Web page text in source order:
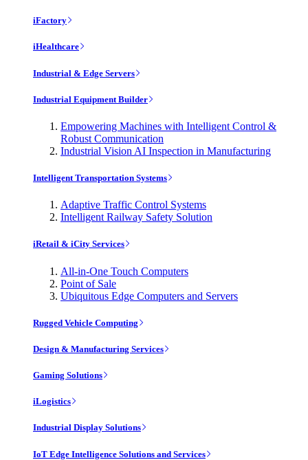
iFactory
iHealthcare
Industrial & Edge Servers
Industrial Equipment Builder
Empowering Machines with Intelligent Control &
Robust Communication
Industrial Vision AI Inspection in Manufacturing
Intelligent Transportation Systems
Adaptive Traffic Control Systems
Intelligent Railway Safety Solution
iRetail & iCity Services
All-in-One Touch Computers
Point of Sale
Ubiquitous Edge Computers and Servers
Rugged Vehicle Computing
Design & Manufacturing Services
Gaming Solutions
iLogistics
Industrial Display Solutions
IoT Edge Intelligence Solutions and Services